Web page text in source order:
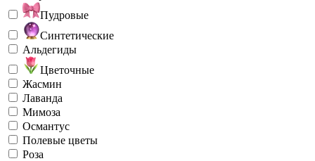
Пудровые
Синтетические
Альдегиды
Цветочные
Жасмин
Лаванда
Мимоза
Османтус
Полевые цветы
Роза